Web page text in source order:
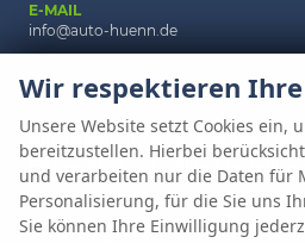
E-MAIL
info@auto-huenn.de
Anmelden Fragen & Antworten
Datenschutz
Cookie-
Weitere Informationen zum offiziellen
offiziellen spezifischen CO -Emissionen
Wir respektieren
Unsere Website setzt Cookies ein,
bereitzustellen. Hierbei
und verarbeiten nur die Daten für
Personalisierung, für die Sie uns
Sie können Ihre Einwilligung